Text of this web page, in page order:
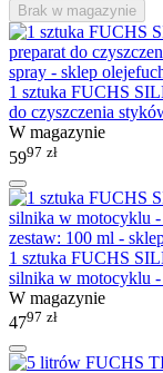
Brak w magazynie
1 sztuka FUCHS
do czyszczenia
W magazynie
5997 zł
1 sztuka FUCHS
silnika w motocyklu
W magazynie
4797 zł